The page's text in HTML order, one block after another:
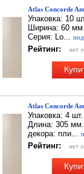
Atlas Concorde
Упаковка: 10
Ширина: 60
Серия: Lo...
Рейтинг:
Atlas Concorde
Упаковка: 4
Длина: 305
декора: пли...
Рейтинг: